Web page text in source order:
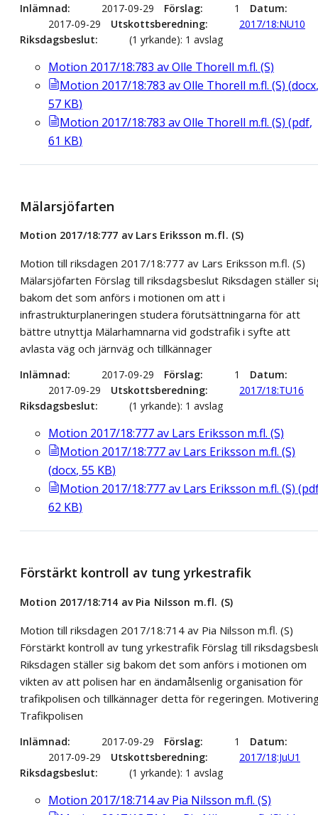
Inlämnad 2017-09-29 Förslag 1
Datum
2017-09-29
Utskottsberedning
2017/18:NU10
Riksdagsbeslut
(1 yrkande): 1 avslag
Motion 2017/18:783 av Olle Thorell m.fl. (S)
Motion 2017/18:783 av Olle Thorell m.fl. (S) (docx,
57 KB)
Motion 2017/18:783 av Olle Thorell m.fl. (S) (pdf,
61 KB)
Mälarsjöfarten
Motion 2017/18:777 av Lars Eriksson m.fl. (S)
Motion till riksdagen 2017/18:777 av Lars Eriksson m.fl. (S)
Mälarsjöfarten Förslag till riksdagsbeslut Riksdagen ställer
bakom det som anförs i motionen om att i
infrastrukturplaneringen studera förutsättningarna för att
bättre utnyttja Mälarhamnarna vid godstrafik i syfte att
avlasta väg och järnväg och tillkännager
Inlämnad 2017-09-29 Förslag 1
Datum
2017-09-29
Utskottsberedning
2017/18:TU16
Riksdagsbeslut
(1 yrkande): 1 avslag
Motion 2017/18:777 av Lars Eriksson m.fl. (S)
Motion 2017/18:777 av Lars Eriksson m.fl. (S)
(docx, 55 KB)
Motion 2017/18:777 av Lars Eriksson m.fl. (S) (
62 KB)
Förstärkt kontroll av tung yrkestrafik
Motion 2017/18:714 av Pia Nilsson m.fl. (S)
Motion till riksdagen 2017/18:714 av Pia Nilsson m.fl. (S)
Förstärkt kontroll av tung yrkestrafik Förslag till
Riksdagen ställer sig bakom det som anförs i motionen om
vikten av att polisen har en ändamålsenlig organisation för
trafikpolisen och tillkännager detta för regeringen.
Trafikpolisen
Inlämnad 2017-09-29 Förslag 1
Datum
2017-09-29
Utskottsberedning
2017/18:JuU1
Riksdagsbeslut
(1 yrkande): 1 avslag
Motion 2017/18:714 av Pia Nilsson m.fl. (S)